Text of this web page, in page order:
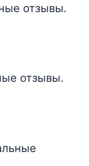
отзывы.
отзывы.